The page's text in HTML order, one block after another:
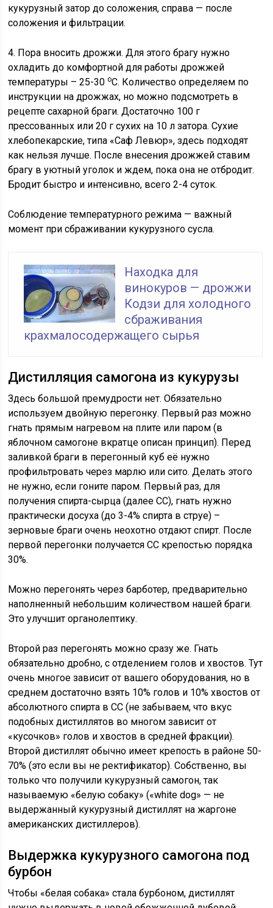
кукурузный затор до соложения, справа — после
соложения и фильтрации.
4. Пора вносить дрожжи. Для этого брагу нужно
охладить до комфортной для работы дрожжей
температуры – 25-30оС. Количество определяем по
инструкции на дрожжах, но можно подсмотреть в
рецепте сахарной браги. Достаточно 100 г
прессованных или 20 г сухих на 10 л затора. Сухие
хлебопекарские, типа «Саф Левюр», здесь подходят
как нельзя лучше. После внесения дрожжей ставим
брагу в уютный уголок и ждем, пока она не отбродит.
Бродит быстро и интенсивно, всего 2-4 суток.
Соблюдение температурного режима — важный
момент при сбраживании кукурузного сусла.
Находка для
винокуров — дрожжи
Кодзи для холодного
сбраживания
крахмалосодержащего сырья
Дистилляция самогона из кукурузы
Здесь большой премудрости нет. Обязательно
используем двойную перегонку. Первый раз можно
гнать прямым нагревом на плите или паром (в
яблочном самогоне вкратце описан принцип). Перед
заливкой браги в перегонный куб её нужно
профильтровать через марлю или сито. Делать этого
не нужно, если гоните паром. Первый раз, для
получения спирта-сырца (далее СС), гнать нужно
практически досуха (до 3-4% спирта в струе) –
зерновые браги очень неохотно отдают спирт. После
первой перегонки получается СС крепостью порядка
30%.
Можно перегонять через барботер, предварительно
наполненный небольшим количеством нашей браги.
Это улучшит органолептику.
Второй раз перегонять можно сразу же. Гнать
обязательно дробно, с отделением голов и хвостов. Тут
очень многое зависит от вашего оборудования, но в
среднем достаточно взять 10% голов и 10% хвостов от
абсолютного спирта в СС (не забываем, что вкус
подобных дистиллятов во многом зависит от
«кусочков» голов и хвостов в средней фракции).
Второй дистиллят обычно имеет крепость в районе 50-
70% (это если вы не ректификатор). Собственно, вы
только что получили кукурузный самогон, так
называемую «белую собаку» («white dog» — не
выдержанный кукурузный дистиллят на жаргоне
американских дистиллеров).
Выдержка кукурузного самогона под
бурбон
Чтобы «белая собака» стала бурбоном, дистиллят